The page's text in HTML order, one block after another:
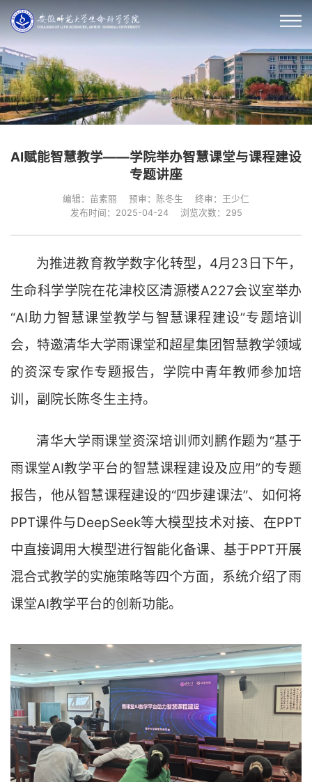
AI赋能智慧教学——学院举办智慧课堂与课程建设
专题讲座
编辑：苗素丽 预审：陈冬生
终审：王少仁
发布时间：2025-04-24
浏览次数： 295
为推进教育教学数字化转型， 4月23日下午，
生命科学学院在花津校区清源楼A227会议室举办
“AI助力智慧课堂教学与智慧课程建设”专题培训
会，特邀清华大学雨课堂和超星集团智慧教学领域
的资深专家作专题报告，学院中青年教师参加培
训，副院长陈冬生主持。
清华大学雨课堂资深培训师刘鹏作题为“基于
雨课堂AI教学平台的智慧课程建设及应用”的专题
报告，他从智慧课程建设的“四步建课法”、 如何将
PPT课件与DeepSeek等大模型技术对接、 在PPT
中直接调用大模型进行智能化备课、 基于PPT开展
混合式教学的实施策略等四个方面， 系统介绍了雨
课堂AI教学平台的创新功能。